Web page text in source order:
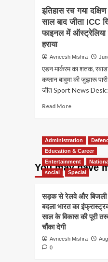
इतिहास रच गया
साल बाद जीता ICC
फाइनल में
हराया
Avneesh Mishra
एडन मार्करम का शतक,
कप्तान बावुमा की जुझारू
जीत Sport News
Read MoreRead
रच
गया
दक्षिण
अफ्रीका:
27
बाद
जीता
ICC
फाइनल
You may have
Administration
Education & Career
Entertainment
social
Special
सड़क से रेलवे और बिजली
बदला भारत का
साल के विकास की पूरी
चौंका देगी
Avneesh Mishra
0